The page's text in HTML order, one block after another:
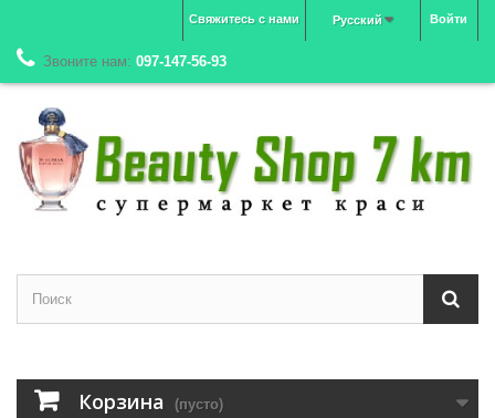
Войти
Русский
Свяжитесь с нами
Звоните нам: 097-147-56-93
Корзина (пусто)